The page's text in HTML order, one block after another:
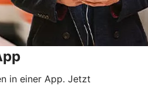
in einer App. Jetzt